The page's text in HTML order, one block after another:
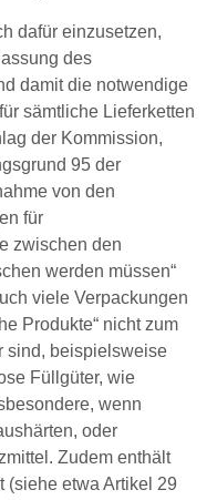
dafür einzusetzen,
des
damit die notwendige
sämtliche Lieferketten
der Kommission,
95 der
von den
für
zwischen den
werden müssen“
viele Verpackungen
Produkte“ nicht zum
sind, beispielsweise
Füllgüter, wie
wenn
oder
Zudem enthält
(siehe etwa Artikel 29